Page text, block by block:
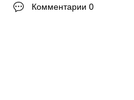
Комментарии 0